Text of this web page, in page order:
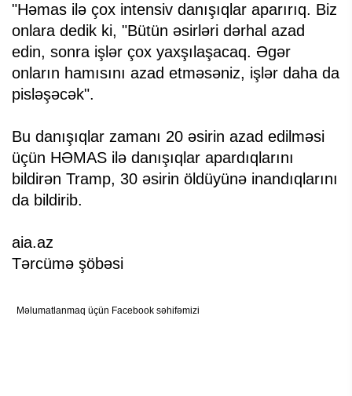
"Həmas ilə çox intensiv danışıqlar aparırıq. Biz
onlara dedik ki, "Bütün əsirləri dərhal azad
edin, sonra işlər çox yaxşılaşacaq. Əgər
onların hamısını azad etməsəniz, işlər daha da
pisləşəcək".
Bu danışıqlar zamanı 20 əsirin azad edilməsi
üçün HƏMAS ilə danışıqlar apardıqlarını
bildirən Tramp, 30 əsirin öldüyünə inandıqlarını
da bildirib.
aia.az
Tərcümə şöbəsi
Məlumatlanmaq üçün Facebook səhifəmizi